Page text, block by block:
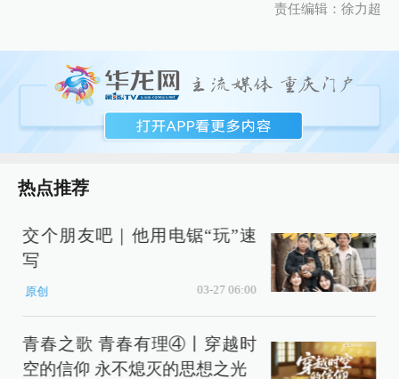
责任编辑：徐力超
热点推荐
个朋友吧｜他用电锯“玩”速
03-27 06:00
春之歌 青春有理④丨穿越时
的信仰 永不熄灭的思想之光
重庆
以仁
视频
权 重